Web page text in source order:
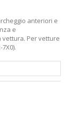
anteriori e
e
Per vetture